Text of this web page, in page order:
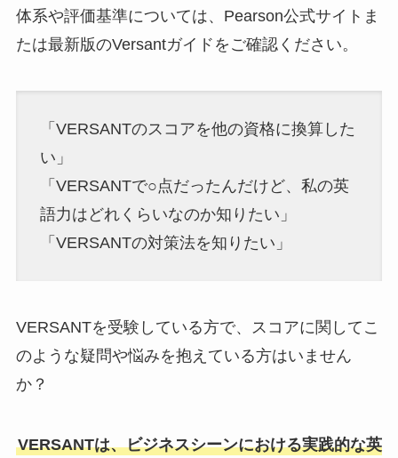
体系や評価基準については、Pearson公式サイトま
たは最新版のVersantガイドをご確認ください。
「VERSANTのスコアを他の資格に換算した
い」
「VERSANTで○点だったんだけど、私の英
語力はどれくらいなのか知りたい」
「VERSANTの対策法を知りたい」
VERSANTを受験している方で、スコアに関してこ
のような疑問や悩みを抱えている方はいません
か？
VERSANTは、ビジネスシーンにおける実践的な英